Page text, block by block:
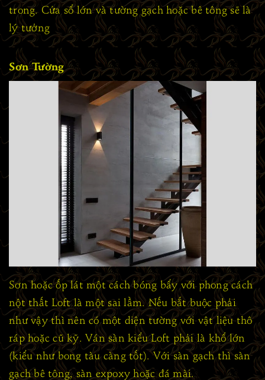
trong. Cửa sổ lớn và tường gạch hoặc bê tông sẽ là
lý tưởng
Sơn Tường
Sơn hoặc ốp lát một cách bóng bẩy với phong cách
nột thất Loft là một sai lầm. Nếu bắt buộc phải
như vậy thì nên có một diện tường với vật liệu thô
ráp hoặc cũ kỹ. Ván sàn kiểu Loft phải là khổ lớn
(kiểu như bong tàu càng tốt). Với sàn gạch thì sàn
gạch bê tông, sàn expoxy hoặc đá mài.